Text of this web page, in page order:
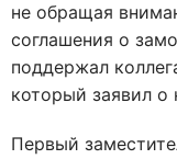
не обращая
соглашения о
поддержал
который заявил о
Первый